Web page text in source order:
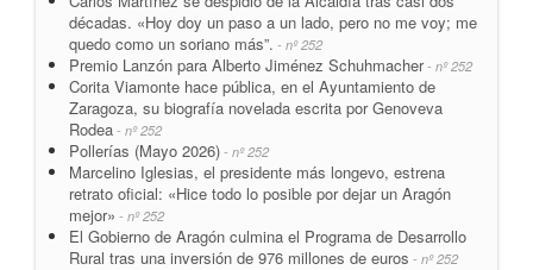
décadas. «Hoy doy un paso a un lado, pero no me voy; me
quedo como un soriano más”. - nº 252
Premio Lanzón para Alberto Jiménez Schuhmacher- nº 252
Corita Viamonte hace pública, en el Ayuntamiento de
Zaragoza, su biografía novelada escrita por Genoveva
Rodea - nº 252
Pollerías (Mayo 2026) - nº 252
Marcelino Iglesias, el presidente más longevo, estrena
retrato oficial: «Hice todo lo posible por dejar un Aragón
mejor» - nº 252
El Gobierno de Aragón culmina el Programa de Desarrollo
Rural tras una inversión de 976 millones de euros - nº 252